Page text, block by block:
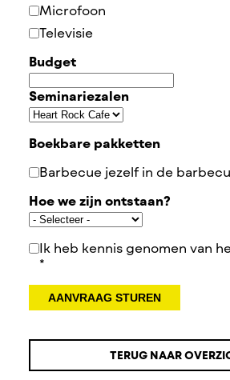
Microfoon
Televisie
Budget
Seminariezalen
Boekbare pakketten
Barbecue jezelf in de
Hoe we zijn ontstaan?
Ik heb kennis genomen van
*
AANVRAAG STUREN
TERUG NAAR